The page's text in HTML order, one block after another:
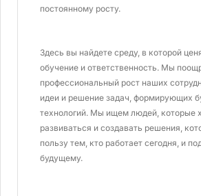
постоянному росту.
Здесь вы найдете среду, в которой
обучение и ответственность. Мы
профессиональный рост наших
идеи и решение задач, формирующих
технологий. Мы ищем людей, которые
развиваться и создавать решения,
пользу тем, кто работает сегодня, и
будущему.